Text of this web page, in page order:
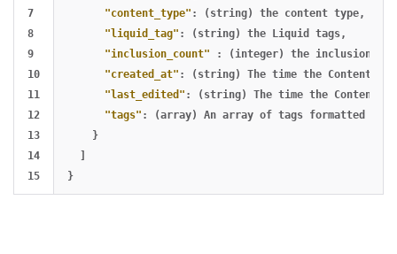
7
8
9
10
11
12
13
14
"content_type" : (string) the content type,
"liquid_tag" : (string) the Liquid tags,
"inclusion_count"
: (integer) the inclusion
"created_at" : (string) The time the Content
"last_edited" : (string) The time the Content
"tags" : (array) An array of tags formatted
}
]
}